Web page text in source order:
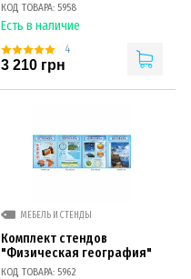
КОД ТОВАРА: 5958
Есть в наличие
4
3 210 грн
МЕБЕЛЬ И СТЕНДЫ
Комплект стендов
"Физическая география"
КОД ТОВАРА: 5962